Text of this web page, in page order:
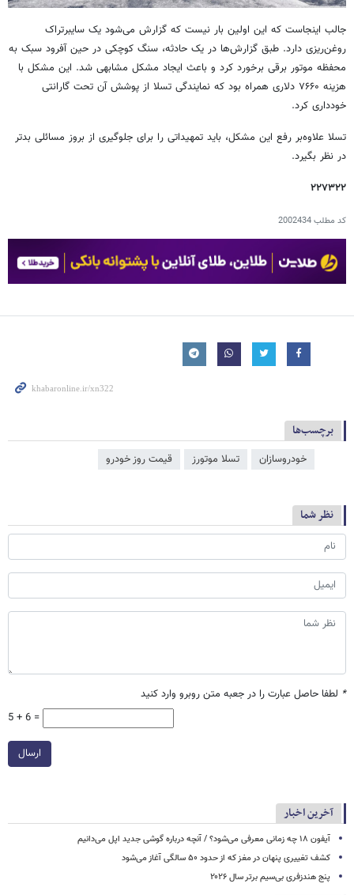
جالب اینجاست که این اولین بار نیست که گزارش می‌شود یک سایبرتراک
روغن‌ریزی دارد. طبق گزارش‌ها در یک حادثه، سنگ کوچکی در حین آفرود سبک به
محفظه موتور برقی برخورد کرد و باعث ایجاد مشکل مشابهی شد. این مشکل با
هزینه ۷۶۶۰ دلاری همراه بود که نمایندگی تسلا از پوشش آن تحت گارانتی
خودداری کرد.
تسلا علاوه‌بر رفع این مشکل، باید تمهیداتی را برای جلوگیری از بروز مسائلی بدتر
در نظر بگیرد.
۲۲۷۳۲۲
کد مطلب2002434
برچسب‌ها
خودروسازان تسلا موتورز قیمت روز خودرو
نظر شما
* لطفا حاصل عبارت را در جعبه متن روبرو وارد کنید
5 + 6 =
ارسال
آخرین اخبار
آیفون ۱۸ چه زمانی معرفی می‌شود؟ / آنچه درباره گوشی جدید اپل می‌دانیم
کشف تغییری پنهان در مغز که از حدود ۵۰ سالگی آغاز می‌شود
پنج هندزفری بی‌سیم برتر سال ۲۰۲۶